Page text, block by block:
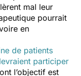
mal leur
pourrait
en
de patients
participer
l’objectif est